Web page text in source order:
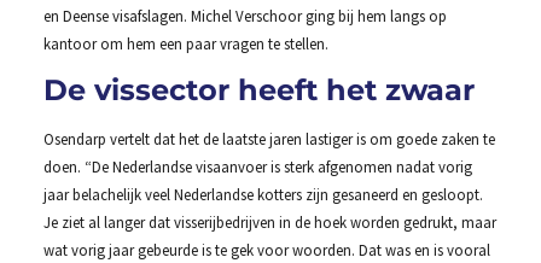
en Deense visafslagen. Michel Verschoor ging bij hem langs op
kantoor om hem een paar vragen te stellen.
De vissector heeft het zwaar
Osendarp vertelt dat het de laatste jaren lastiger is om goede zaken te
doen. “De Nederlandse visaanvoer is sterk afgenomen nadat vorig
jaar belachelijk veel Nederlandse kotters zijn gesaneerd en gesloopt.
Je ziet al langer dat visserijbedrijven in de hoek worden gedrukt, maar
wat vorig jaar gebeurde is te gek voor woorden. Dat was en is vooral